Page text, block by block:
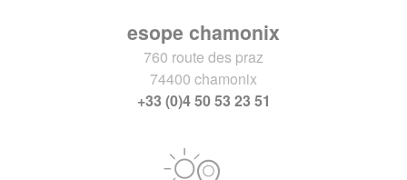
esope chamonix
760 route des praz
74400 chamonix
+33 (0)4 50 53 23 51